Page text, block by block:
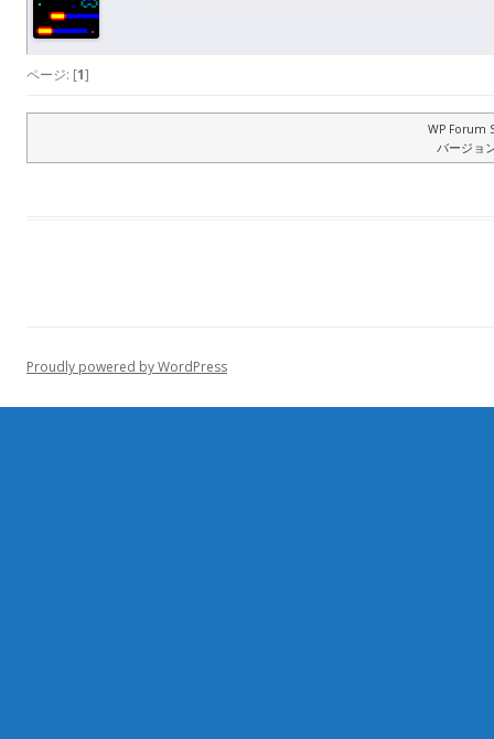
ページ: [1]
WP Forum
バージョ
Proudly powered by WordPress